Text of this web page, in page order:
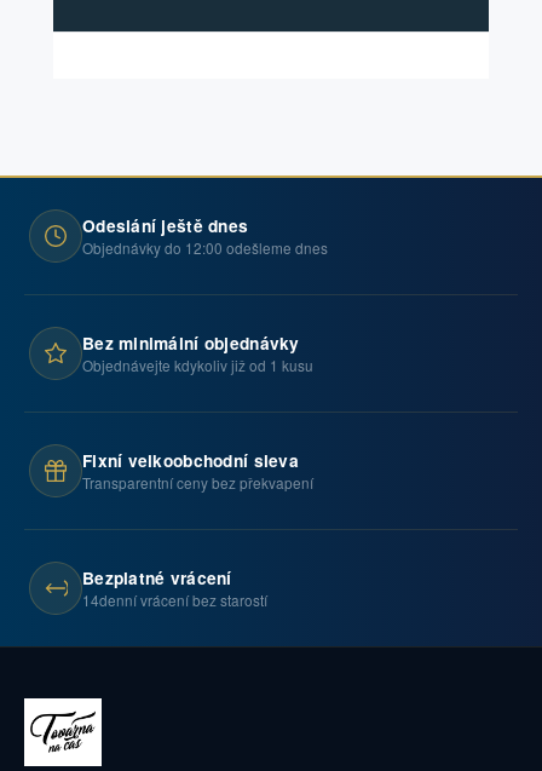
Odeslání ještě dnes
Objednávky do 12:00 odešleme dnes
Bez minimální objednávky
Objednávejte kdykoliv již od 1 kusu
Fixní velkoobchodní sleva
Transparentní ceny bez překvapení
Bezplatné vrácení
14denní vrácení bez starostí